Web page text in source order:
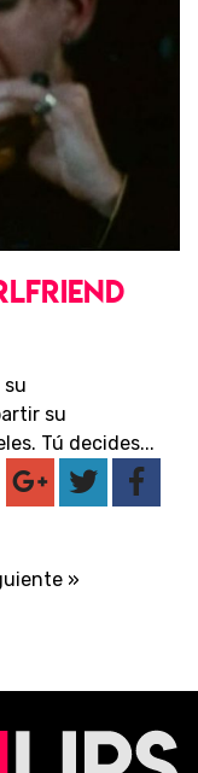
su
Tú decides...
»